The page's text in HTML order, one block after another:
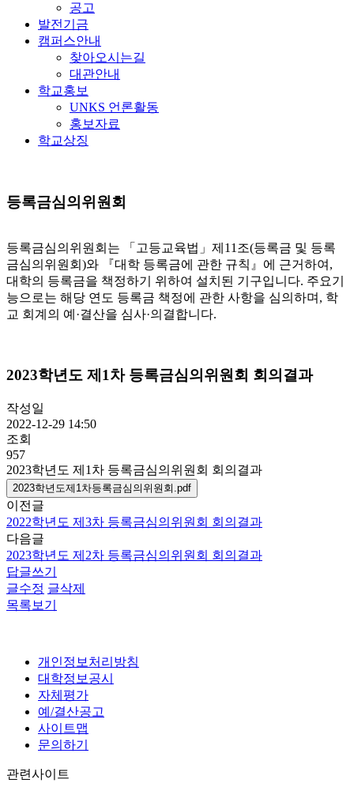
공고
발전기금
캠퍼스안내
찾아오시는길
대관안내
학교홍보
UNKS 언론활동
홍보자료
학교상징
등록금심의위원회
등록금심의위원회는 「고등교육법」제11조(등록금 및 등록
금심의위원회)와 『대학 등록금에 관한 규칙』에 근거하여,
대학의 등록금을 책정하기 위하여 설치된 기구입니다. 주요기
능으로는 해당 연도 등록금 책정에 관한 사항을 심의하며, 학
교 회계의 예·결산을 심사·의결합니다.
2023학년도 제1차 등록금심의위원회 회의결과
작성일
2022-12-29 14:50
조회
957
2023학년도 제1차 등록금심의위원회 회의결과
2023학년도제1차등록금심의위원회.pdf
이전글
2022학년도 제3차 등록금심의위원회 회의결과
다음글
2023학년도 제2차 등록금심의위원회 회의결과
답글쓰기
글수정 글삭제
목록보기
개인정보처리방침
대학정보공시
자체평가
예/결산공고
사이트맵
문의하기
관련사이트